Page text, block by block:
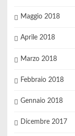
Maggio 2018
Aprile 2018
Marzo 2018
Febbraio 2018
Gennaio 2018
Dicembre 2017